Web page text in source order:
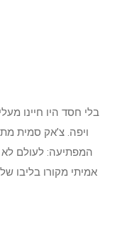
בלי חסד היו חיינו
ויפה. צ’אק סמית
המפתיעה: לעולם לא
אמיתי מקורו בליבו